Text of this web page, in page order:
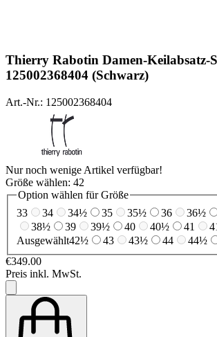
Thierry Rabotin Damen-Keilabsatz-
125002368404 (Schwarz)
Art.-Nr.: 125002368404
Nur noch wenige Artikel verfügbar!
Größe wählen: 42
Option wählen für Größe
33
34 34½ 35 35½ 36 36½
38½
39 39½ 40 40½ 41
Ausgewählt42½ 43 43½ 44 44½
€349.00
Preis inkl. MwSt.